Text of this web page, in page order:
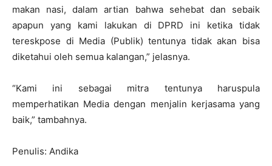
makan nasi, dalam artian bahwa sehebat dan sebaik
apapun yang kami lakukan di DPRD ini ketika tidak
tereskpose di Media (Publik) tentunya tidak akan bisa
diketahui oleh semua kalangan,” jelasnya.
“Kami ini sebagai mitra tentunya haruspula
memperhatikan Media dengan menjalin kerjasama yang
baik,” tambahnya.
Penulis: Andika